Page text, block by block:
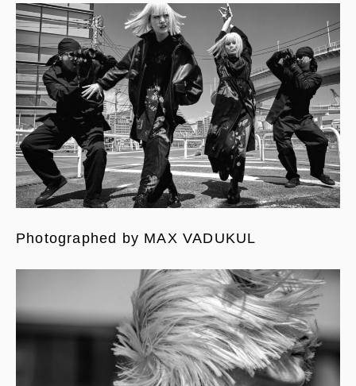
Photographed by MAX VADUKUL